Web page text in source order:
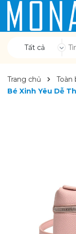
Tất cả
Trang chủ Toàn
Bé Xinh Yêu Dễ